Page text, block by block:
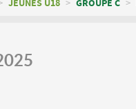
JEUNES U18 > GROUPE C >